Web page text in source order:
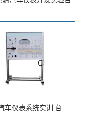
车仪表系统实训 台